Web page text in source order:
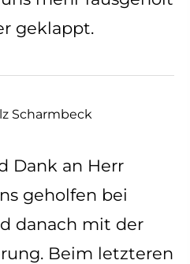
geklappt.
Scharmbeck
Dank an Herr
geholfen bei
danach mit der
Beim letzteren